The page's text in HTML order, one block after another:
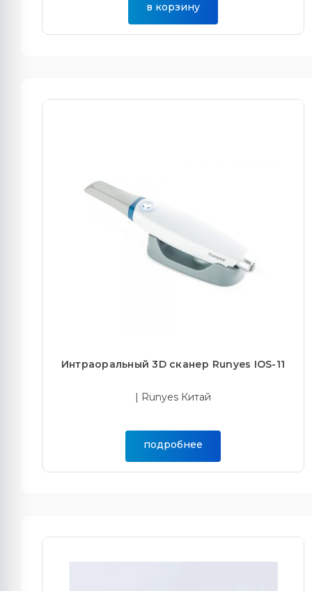
в корзину
Интраоральный 3D сканер Runyes IOS-11
| Runyes Китай
подробнее